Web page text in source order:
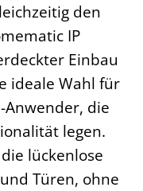
den
IP
Einbau
ideale Wahl für
Anwender, die
legen.
lückenlose
Türen, ohne